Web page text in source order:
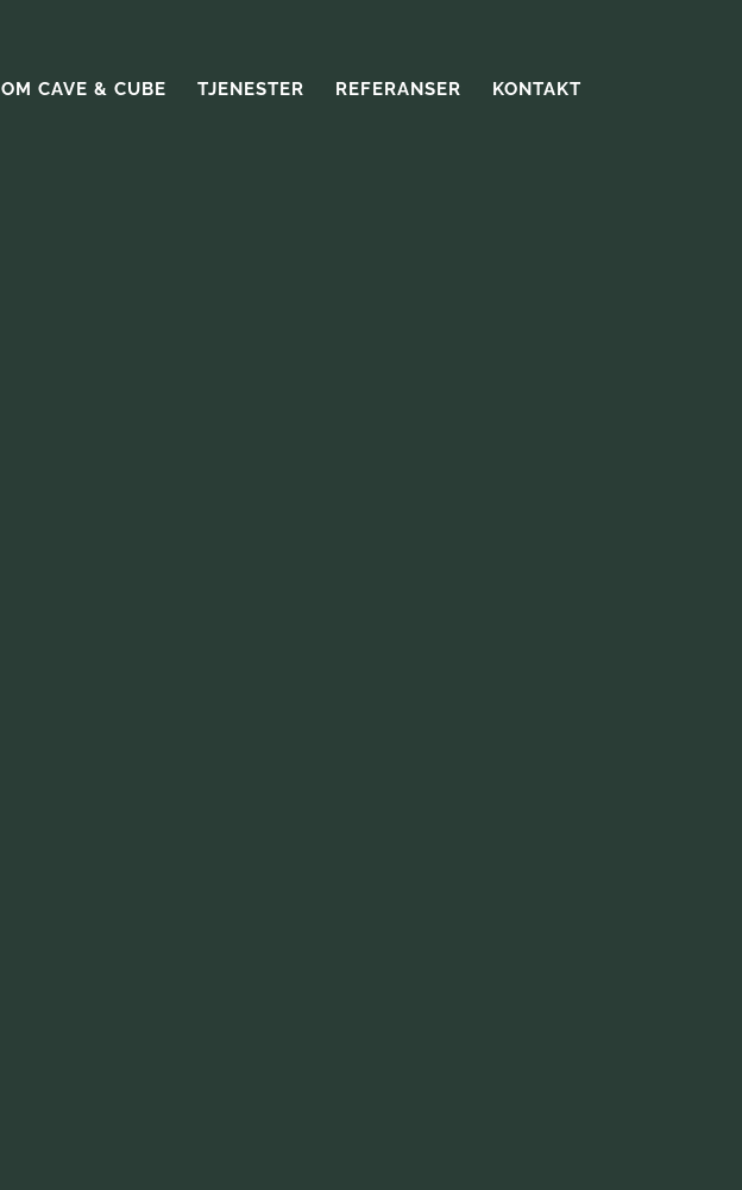
OM CAVE & CUBE TJENESTER REFERANSER KONTAKT